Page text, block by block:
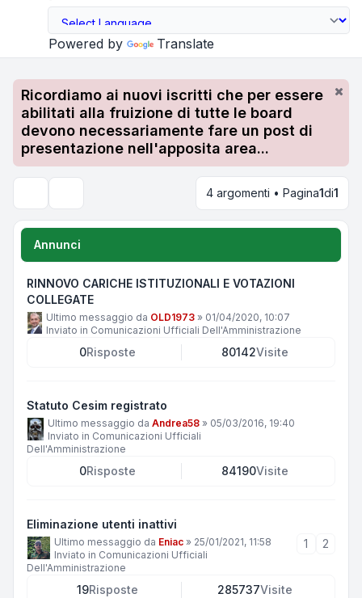
Powered by Translate
Ricordiamo ai nuovi iscritti che per essere
abilitati alla fruizione di tutte le board
devono necessariamente fare un post di
presentazione nell'apposita area...
4 argomenti • Pagina1di1
Annunci
RINNOVO CARICHE ISTITUZIONALI E VOTAZIONI
COLLEGATE
Ultimo messaggio da OLD1973 » 01/04/2020, 10:07
Inviato in Comunicazioni Ufficiali Dell'Amministrazione
0Risposte 80142Visite
Statuto Cesim registrato
Ultimo messaggio da Andrea58 » 05/03/2016, 19:40
Inviato in Comunicazioni Ufficiali
Dell'Amministrazione
0Risposte 84190Visite
Eliminazione utenti inattivi
Ultimo messaggio da Eniac » 25/01/2021, 11:58
Inviato in Comunicazioni Ufficiali
Dell'Amministrazione
1 2
19Risposte 285737Visite